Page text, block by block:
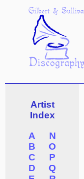
Artist
Index
A
B
C
D
N
O
P
Q